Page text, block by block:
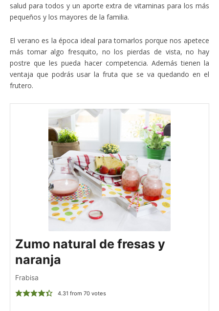
salud para todos y un aporte extra de vitaminas para los más
pequeños y los mayores de la familia.
El verano es la época ideal para tomarlos porque nos apetece
más tomar algo fresquito, no los pierdas de vista, no hay
postre que les pueda hacer competencia. Además tienen la
ventaja que podrás usar la fruta que se va quedando en el
frutero.
Zumo natural de fresas y
naranja
Frabisa
4.31 from 70votes